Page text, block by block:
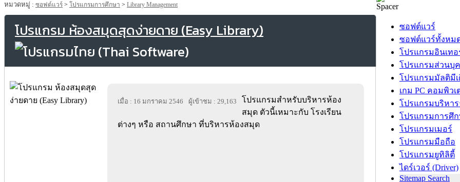
หมวดหมู่ : ซอฟต์แวร์ > โปรแกรมการศึกษา > Library Management
โปรแกรม ห้องสมุดสุดง่ายดาย (Easy Library)
เมื่อ : 16 มกราคม 2546 ผู้เข้าชม : 29,163
โปรแกรมสำหรับบริหารห้อง
สมุด ตัวนี้เหมาะกับ โรงเรียน
ต่างๆ หรือ สถานศึกษา ที่บริหารห้องสมุด
ซอฟต์แวร์
ซอฟต์แวร์ทั้งหม
โปรแกรมอินเทอ
โปรแกรมส่วนบุ
โปรแกรมมัลติมีเ
เกม PC คอมพิวเ
โปรแกรมบริหา
โปรแกรมการศึ
โปรแกรมเมอร์
โปรแกรมมือถือ
โปรแกรมยูทิลิตี้
ไดร์เวอร์ (Driver)
Sitemap Search